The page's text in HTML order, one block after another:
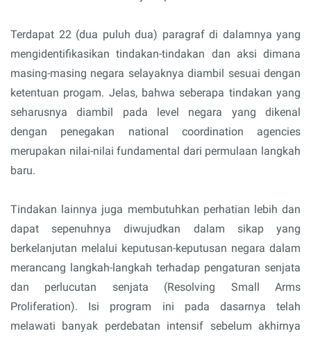
Terdapat 22 (dua puluh dua) paragraf di dalamnya yang
mengidentifikasikan tindakan-tindakan dan aksi dimana
masing-masing negara selayaknya diambil sesuai dengan
ketentuan progam. Jelas, bahwa seberapa tindakan yang
seharusnya diambil pada level negara yang dikenal
dengan penegakan national coordination agencies
merupakan nilai-nilai fundamental dari permulaan langkah
baru.
Tindakan lainnya juga membutuhkan perhatian lebih dan
dapat sepenuhnya diwujudkan dalam sikap yang
berkelanjutan melalui keputusan-keputusan negara dalam
merancang langkah-langkah terhadap pengaturan senjata
dan perlucutan senjata (Resolving Small Arms
Proliferation). Isi program ini pada dasarnya telah
melawati banyak perdebatan intensif sebelum akhirnya